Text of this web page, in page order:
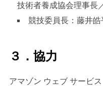
技術者養成協会理事長
競技委員長：藤井
３．協力
アマゾン ウェブ サービス